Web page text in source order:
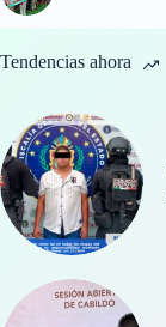
Tendencias ahora